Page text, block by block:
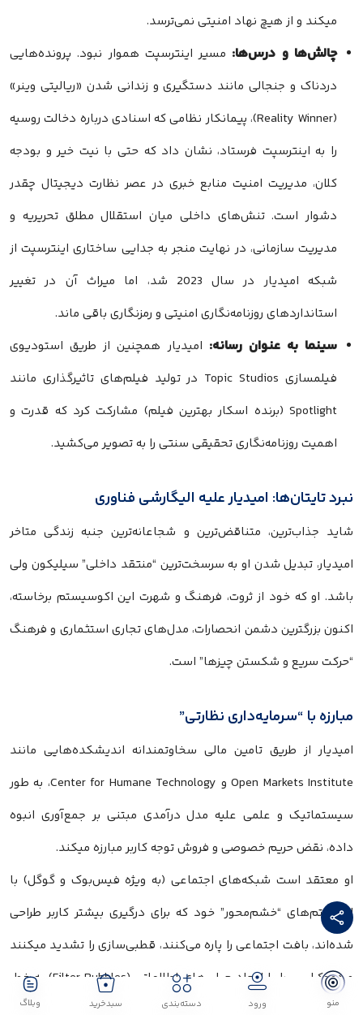
منو ورود دسته‌بندی سبدخرید وبلاگ
میکند و از هیچ نهاد امنیتی نمی‌ترسد.
چالش‌ها و درس‌ها: مسیر اینترسپت هموار نبود. پرونده‌هایی
دردناک و جنجالی مانند دستگیری و زندانی شدن «ریالیتی وینر»
(Reality Winner)، پیمانکار نظامی که اسنادی درباره دخالت روسیه
را به اینترسپت فرستاد، نشان داد که حتی با نیت خیر و بودجه
کلان، مدیریت امنیت منابع خبری در عصر نظارت دیجیتال چقدر
دشوار است. تنش‌های داخلی میان استقلال مطلق تحریریه و
مدیریت سازمانی، در نهایت منجر به جدایی ساختاری اینترسپت از
شبکه امیدیار در سال 2023 شد، اما میراث آن در تغییر
استانداردهای روزنامه‌نگاری امنیتی و رمزنگاری باقی ماند.
سینما به عنوان رسانه: امیدیار همچنین از طریق استودیوی
فیلمسازی Topic Studios در تولید فیلم‌های تاثیرگذاری مانند
Spotlight (برنده اسکار بهترین فیلم) مشارکت کرد که قدرت و
اهمیت روزنامه‌نگاری تحقیقی سنتی را به تصویر می‌کشید.
نبرد تایتان‌ها: امیدیار علیه الیگارشی فناوری
شاید جذاب‌ترین، متناقض‌ترین و شجاعانه‌ترین جنبه زندگی متاخر
امیدیار، تبدیل شدن او به سرسخت‌ترین “منتقد داخلی” سیلیکون ولی
باشد. او که خود از ثروت، فرهنگ و شهرت این اکوسیستم برخاسته،
اکنون بزرگترین دشمن انحصارات، مدل‌های تجاری استثماری و فرهنگ
“حرکت سریع و شکستن چیزها” است.
مبارزه با “سرمایه‌داری نظارتی”
امیدیار از طریق تامین مالی سخاوتمندانه اندیشکده‌هایی مانند
Open Markets Institute و Center for Humane Technology، به طور
سیستماتیک و علمی علیه مدل درآمدی مبتنی بر جمع‌آوری انبوه
داده، نقض حریم خصوصی و فروش توجه کاربر مبارزه میکند.
او معتقد است شبکه‌های اجتماعی (به ویژه فیس‌بوک و گوگل) با
الگوریتم‌های “خشم‌محور” خود که برای درگیری بیشتر کاربر طراحی
شده‌اند، بافت اجتماعی را پاره می‌کنند، قطبی‌سازی را تشدید میکنند
و دموکراسی را با ایجاد حباب‌های اطلاعاتی (Filter Bubbles) به خطر
می‌اندازند. حمایت مالی و معنوی او از افشاگری‌های فرانسیس هاوگن